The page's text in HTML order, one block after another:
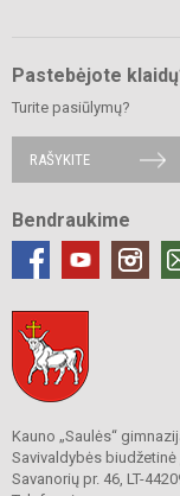
Pastebėjote
Turite pasiūlymų?
RAŠYKITE
Bendraukime
Kauno „Saulės“
Savivaldybės biudžetinė
Savanorių pr. 46, LT-